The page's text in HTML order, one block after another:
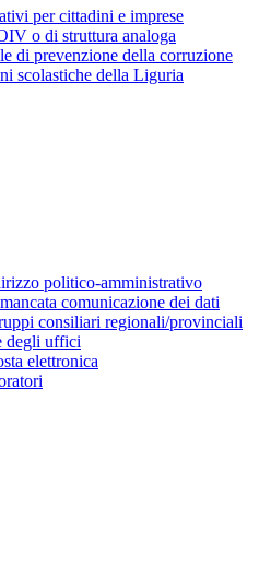
per cittadini e imprese
o di struttura analoga
di prevenzione della corruzione
scolastiche della Liguria
politico-amministrativo
comunicazione dei dati
consiliari regionali/provinciali
degli uffici
elettronica